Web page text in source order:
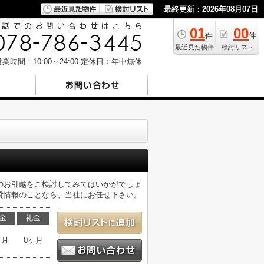
最終更新：2026年08月07日
01件
最近見た物件
00件
検討リスト
業時間：10:00～24:00 定休日：年中無休
引越をご検討してみてはいかがでしょ
報のことなら、当社にお任せ下さい。
礼金
0ヶ月